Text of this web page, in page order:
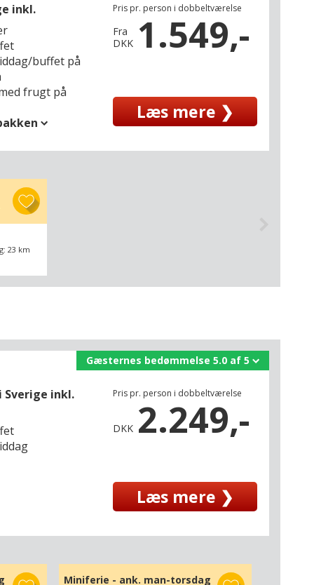
inkl.
buffet på
frugt på
Pris pr. person i dobbeltværelse
Fra
DKK 1.549,-
Læs mere ❯
23 km
Sverige inkl.
Pris pr. person i dobbeltværelse
DKK 2.249,-
Læs mere ❯
Gæsternes bedømmelse 5.0 af 5
Miniferie - ank. man-torsdag